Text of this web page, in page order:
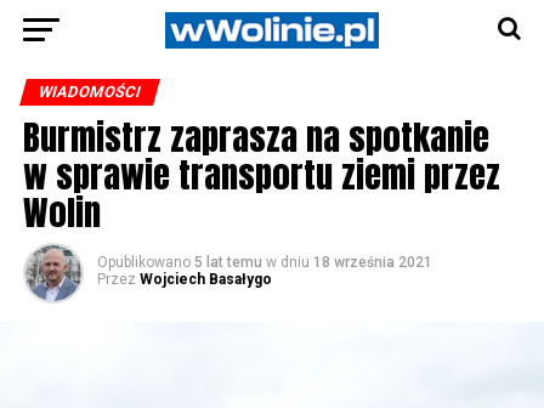
WIADOMOŚCI
Burmistrz zaprasza na spotkanie
w sprawie transportu ziemi przez
Wolin
Opublikowano 5 lat temu w dniu 18 września 2021
Przez Wojciech Basałygo